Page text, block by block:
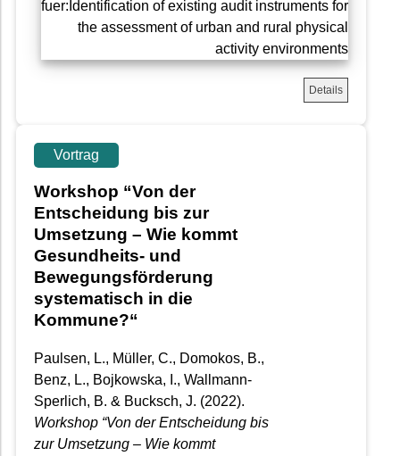
Details
Vortrag
Workshop “Von der
Entscheidung bis zur
Umsetzung – Wie kommt
Gesundheits- und
Bewegungsförderung
systematisch in die
Kommune?“
Paulsen, L., Müller, C., Domokos, B.,
Benz, L., Bojkowska, I., Wallmann-
Sperlich, B. & Bucksch, J. (2022).
Workshop “Von der Entscheidung bis
zur Umsetzung – Wie kommt